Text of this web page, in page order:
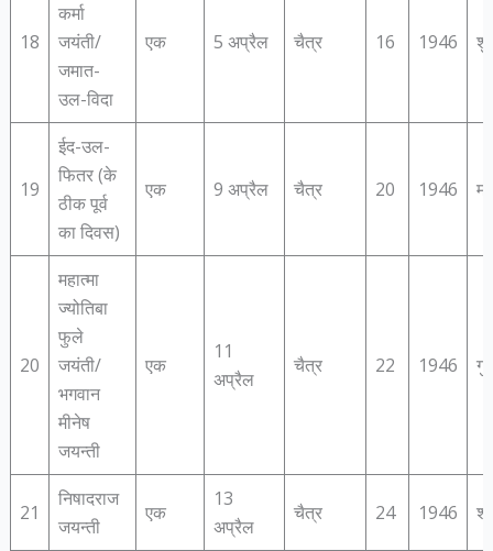
18
कर्मा
जयंती/
जमात-
उल-विदा
एक 5 अप्रैल चैत्र 16 1946
19
ईद-उल-
फितर (के
ठीक पूर्व
का दिवस)
एक 9 अप्रैल चैत्र 20 1946
20
महात्‍मा
ज्‍योतिबा
फुले
जयंती/
भगवान
मीनेष
जयन्‍ती
एक
11
अप्रैल
चैत्र 22 1946
21
निषादराज
जयन्‍ती
एक
13
अप्रैल
चैत्र 24 1946